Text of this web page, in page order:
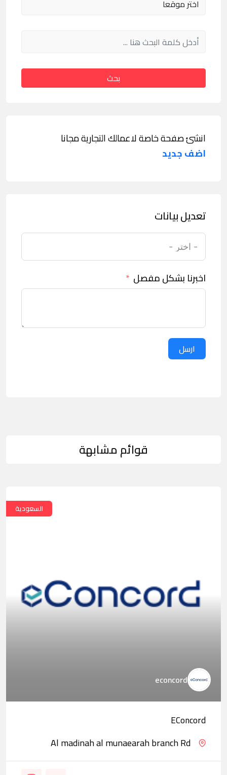
بحث
انشئ صفحة خاصة لاعمالك التجارية مجانا
اضف جديد
تعديل بيانات
اخبرنا بشكل مفصل
ارسل
قوائم مشابهة
السعودية
econcord
EConcord
Al madinah al munaearah branch Rd